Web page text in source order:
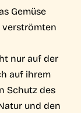
Gemüse
verströmten
nur auf der
auf ihrem
Schutz des
und den